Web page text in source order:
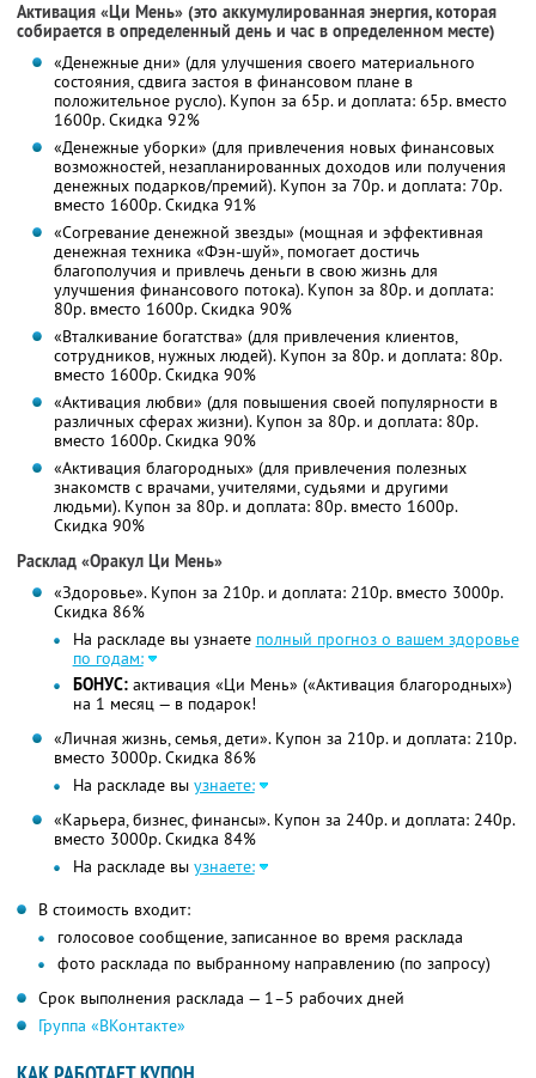
Активация «Ци Мень» (это аккумулированная энергия, которая
собирается в определенный день и час в определенном месте)
«Денежные дни» (для улучшения своего материального
состояния, сдвига застоя в финансовом плане в
положительное русло). Купон за 65р. и доплата: 65р. вместо
1600р.Скидка 92%
«Денежные уборки» (для привлечения новых финансовых
возможностей, незапланированных доходов или получения
денежных подарков/премий). Купон за 70р. и доплата: 70р.
вместо 1600р.Скидка 91%
«Согревание денежной звезды» (мощная и эффективная
денежная техника «Фэн-шуй», помогает достичь
благополучия и привлечь деньги в свою жизнь для
улучшения финансового потока). Купон за 80р. и доплата:
80р. вместо 1600р.Скидка 90%
«Вталкивание богатства» (для привлечения клиентов,
сотрудников, нужных людей). Купон за 80р. и доплата: 80р.
вместо 1600р.Скидка 90%
«Активация любви» (для повышения своей популярности в
различных сферах жизни). Купон за 80р. и доплата: 80р.
вместо 1600р.Скидка 90%
«Активация благородных» (для привлечения полезных
знакомств с врачами, учителями, судьями и другими
людьми). Купон за 80р. и доплата: 80р. вместо 1600р.
Скидка 90%
Расклад «Оракул Ци Мень»
«Здоровье». Купон за 210р. и доплата: 210р. вместо 3000р.
Скидка 86%
На раскладе вы узнаете полный прогноз о вашем здоровье
по годам:
БОНУС:активация «Ци Мень» («Активация благородных»)
на 1 месяц — в подарок!
«Личная жизнь, семья, дети». Купон за 210р. и доплата: 210р.
вместо 3000р. Скидка 86%
На раскладе вы узнаете:
«Карьера, бизнес, финансы». Купон за 240р. и доплата: 240р.
вместо 3000р. Скидка 84%
На раскладе вы узнаете:
В стоимость входит:
голосовое сообщение, записанное во время расклада
фото расклада по выбранному направлению (по запросу)
Срок выполнения расклада — 1–5 рабочих дней
Группа «ВКонтакте»